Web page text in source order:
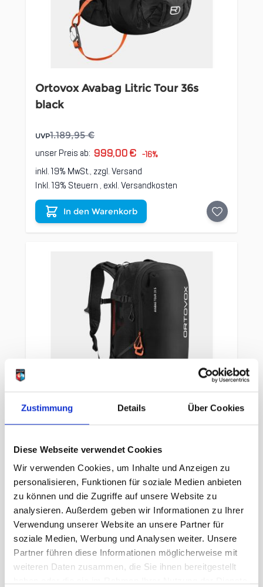
Zustimmung Details Über Cookies
Diese Webseite verwendet Cookies
Wir verwenden Cookies, um Inhalte und Anzeigen zu
personalisieren, Funktionen für soziale Medien anbieten
zu können und die Zugriffe auf unsere Website zu
analysieren. Außerdem geben wir Informationen zu Ihrer
Verwendung unserer Website an unsere Partner für
soziale Medien, Werbung und Analysen weiter. Unsere
Partner führen diese Informationen möglicherweise mit
weiteren Daten zusammen, die Sie ihnen bereitgestellt
Ortovox Avabag Litric Tour 36s
black
UVP1.189,95 €
unser Preis ab: 999,00 € -16%
inkl. 19% MwSt., zzgl.Versand
Inkl. 19% Steuern , exkl.Versandkosten
In den Warenkorb
Ortovox Avabag Litric Tour 28S
black
UVP1.149,95 €
unser Preis ab: 999,00 € -13%
inkl. 19% MwSt., zzgl.Versand
Inkl. 19% Steuern
Versandkosten